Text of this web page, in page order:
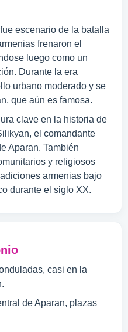
escenario de la batalla
frenaron el
luego como un
Durante la era
urbano moderado y se
que aún es famosa.
clave en la historia de
el comandante
Aparan. También
y religiosos
armenias bajo
durante el siglo XX.
casi en la
de Aparan, plazas